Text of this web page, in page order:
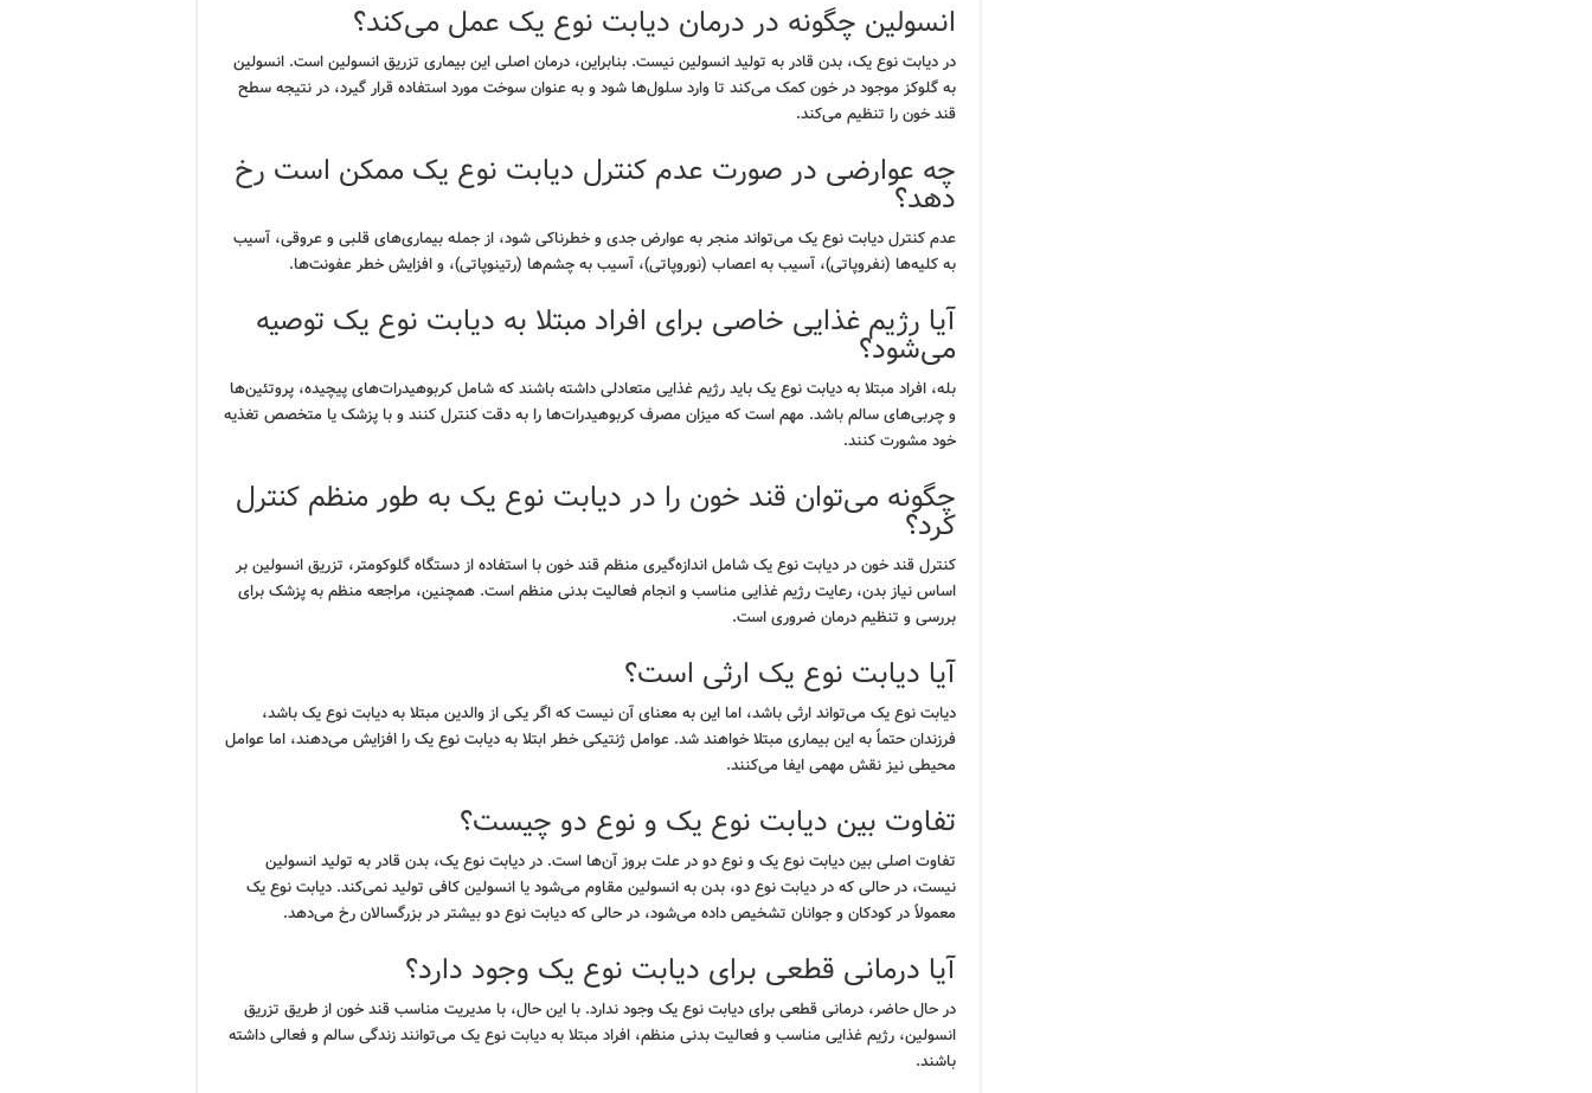
انسولین چگونه در درمان دیابت نوع یک عمل می‌کند؟
در دیابت نوع یک، بدن قادر به تولید انسولین نیست. بنابراین، درمان اصلی این بیماری تزریق انسولین است. انسولین
به گلوکز موجود در خون کمک می‌کند تا وارد سلول‌ها شود و به عنوان سوخت مورد استفاده قرار گیرد، در نتیجه سطح
قند خون را تنظیم می‌کند.
چه عوارضی در صورت عدم کنترل دیابت نوع یک ممکن است رخ
دهد؟
عدم کنترل دیابت نوع یک می‌تواند منجر به عوارض جدی و خطرناکی شود، از جمله بیماری‌های قلبی و عروقی، آسیب
به کلیه‌ها (نفروپاتی)، آسیب به اعصاب (نوروپاتی)، آسیب به چشم‌ها (رتینوپاتی)، و افزایش خطر عفونت‌ها.
آیا رژیم غذایی خاصی برای افراد مبتلا به دیابت نوع یک توصیه
می‌شود؟
بله، افراد مبتلا به دیابت نوع یک باید رژیم غذایی متعادلی داشته باشند که شامل کربوهیدرات‌های پیچیده، پروتئین‌ها
و چربی‌های سالم باشد. مهم است که میزان مصرف کربوهیدرات‌ها را به دقت کنترل کنند و با پزشک یا متخصص تغذیه
خود مشورت کنند.
چگونه می‌توان قند خون را در دیابت نوع یک به طور منظم کنترل
کرد؟
کنترل قند خون در دیابت نوع یک شامل اندازه‌گیری منظم قند خون با استفاده از دستگاه گلوکومتر، تزریق انسولین بر
اساس نیاز بدن، رعایت رژیم غذایی مناسب و انجام فعالیت بدنی منظم است. همچنین، مراجعه منظم به پزشک برای
بررسی و تنظیم درمان ضروری است.
آیا دیابت نوع یک ارثی است؟
دیابت نوع یک می‌تواند ارثی باشد، اما این به معنای آن نیست که اگر یکی از والدین مبتلا به دیابت نوع یک باشد،
فرزندان حتماً به این بیماری مبتلا خواهند شد. عوامل ژنتیکی خطر ابتلا به دیابت نوع یک را افزایش می‌دهند، اما عوامل
محیطی نیز نقش مهمی ایفا می‌کنند.
تفاوت بین دیابت نوع یک و نوع دو چیست؟
تفاوت اصلی بین دیابت نوع یک و نوع دو در علت بروز آن‌ها است. در دیابت نوع یک، بدن قادر به تولید انسولین
نیست، در حالی که در دیابت نوع دو، بدن به انسولین مقاوم می‌شود یا انسولین کافی تولید نمی‌کند. دیابت نوع یک
معمولاً در کودکان و جوانان تشخیص داده می‌شود، در حالی که دیابت نوع دو بیشتر در بزرگسالان رخ می‌دهد.
آیا درمانی قطعی برای دیابت نوع یک وجود دارد؟
در حال حاضر، درمانی قطعی برای دیابت نوع یک وجود ندارد. با این حال، با مدیریت مناسب قند خون از طریق تزریق
انسولین، رژیم غذایی مناسب و فعالیت بدنی منظم، افراد مبتلا به دیابت نوع یک می‌توانند زندگی سالم و فعالی داشته
باشند.